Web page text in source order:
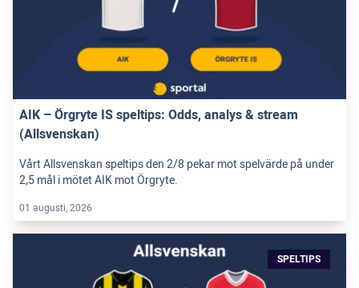
AIK – Örgryte IS speltips: Odds, analys & stream
(Allsvenskan)
Vårt Allsvenskan speltips den 2/8 pekar mot spelvärde på under
2,5 mål i mötet AIK mot Örgryte.
01 augusti, 2026
SPELTIPS